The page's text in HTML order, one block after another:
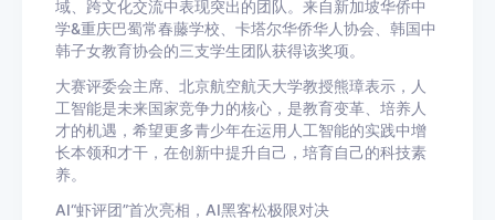
域、跨文化交流中表现突出的团队。来自新加坡华侨中
学&重庆巴蜀常春藤学校、卡塔尔华侨华人协会、韩国中
韩子女教育协会的三支学生团队获得该奖项。
大赛评委会主席、北京航空航天大学教授熊璋表示，人
工智能是未来国家竞争力的核心，是教育变革、培养人
才的机遇，希望更多青少年在运用人工智能的实践中增
长本领和才干，在创新中提升自己，培育自己的科技素
养。
AI“虾评团”首次亮相，AI黑客松极限对决